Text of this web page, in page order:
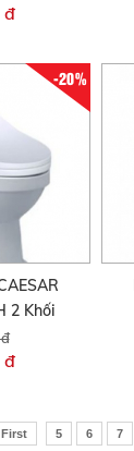
đ
-20%
2 Khối
đ
First 5 6 7